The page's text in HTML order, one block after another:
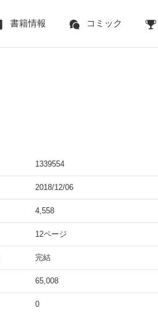
書籍情報 コミック
1339554
2018/12/06
4,558
12ページ
完結
65,008
0